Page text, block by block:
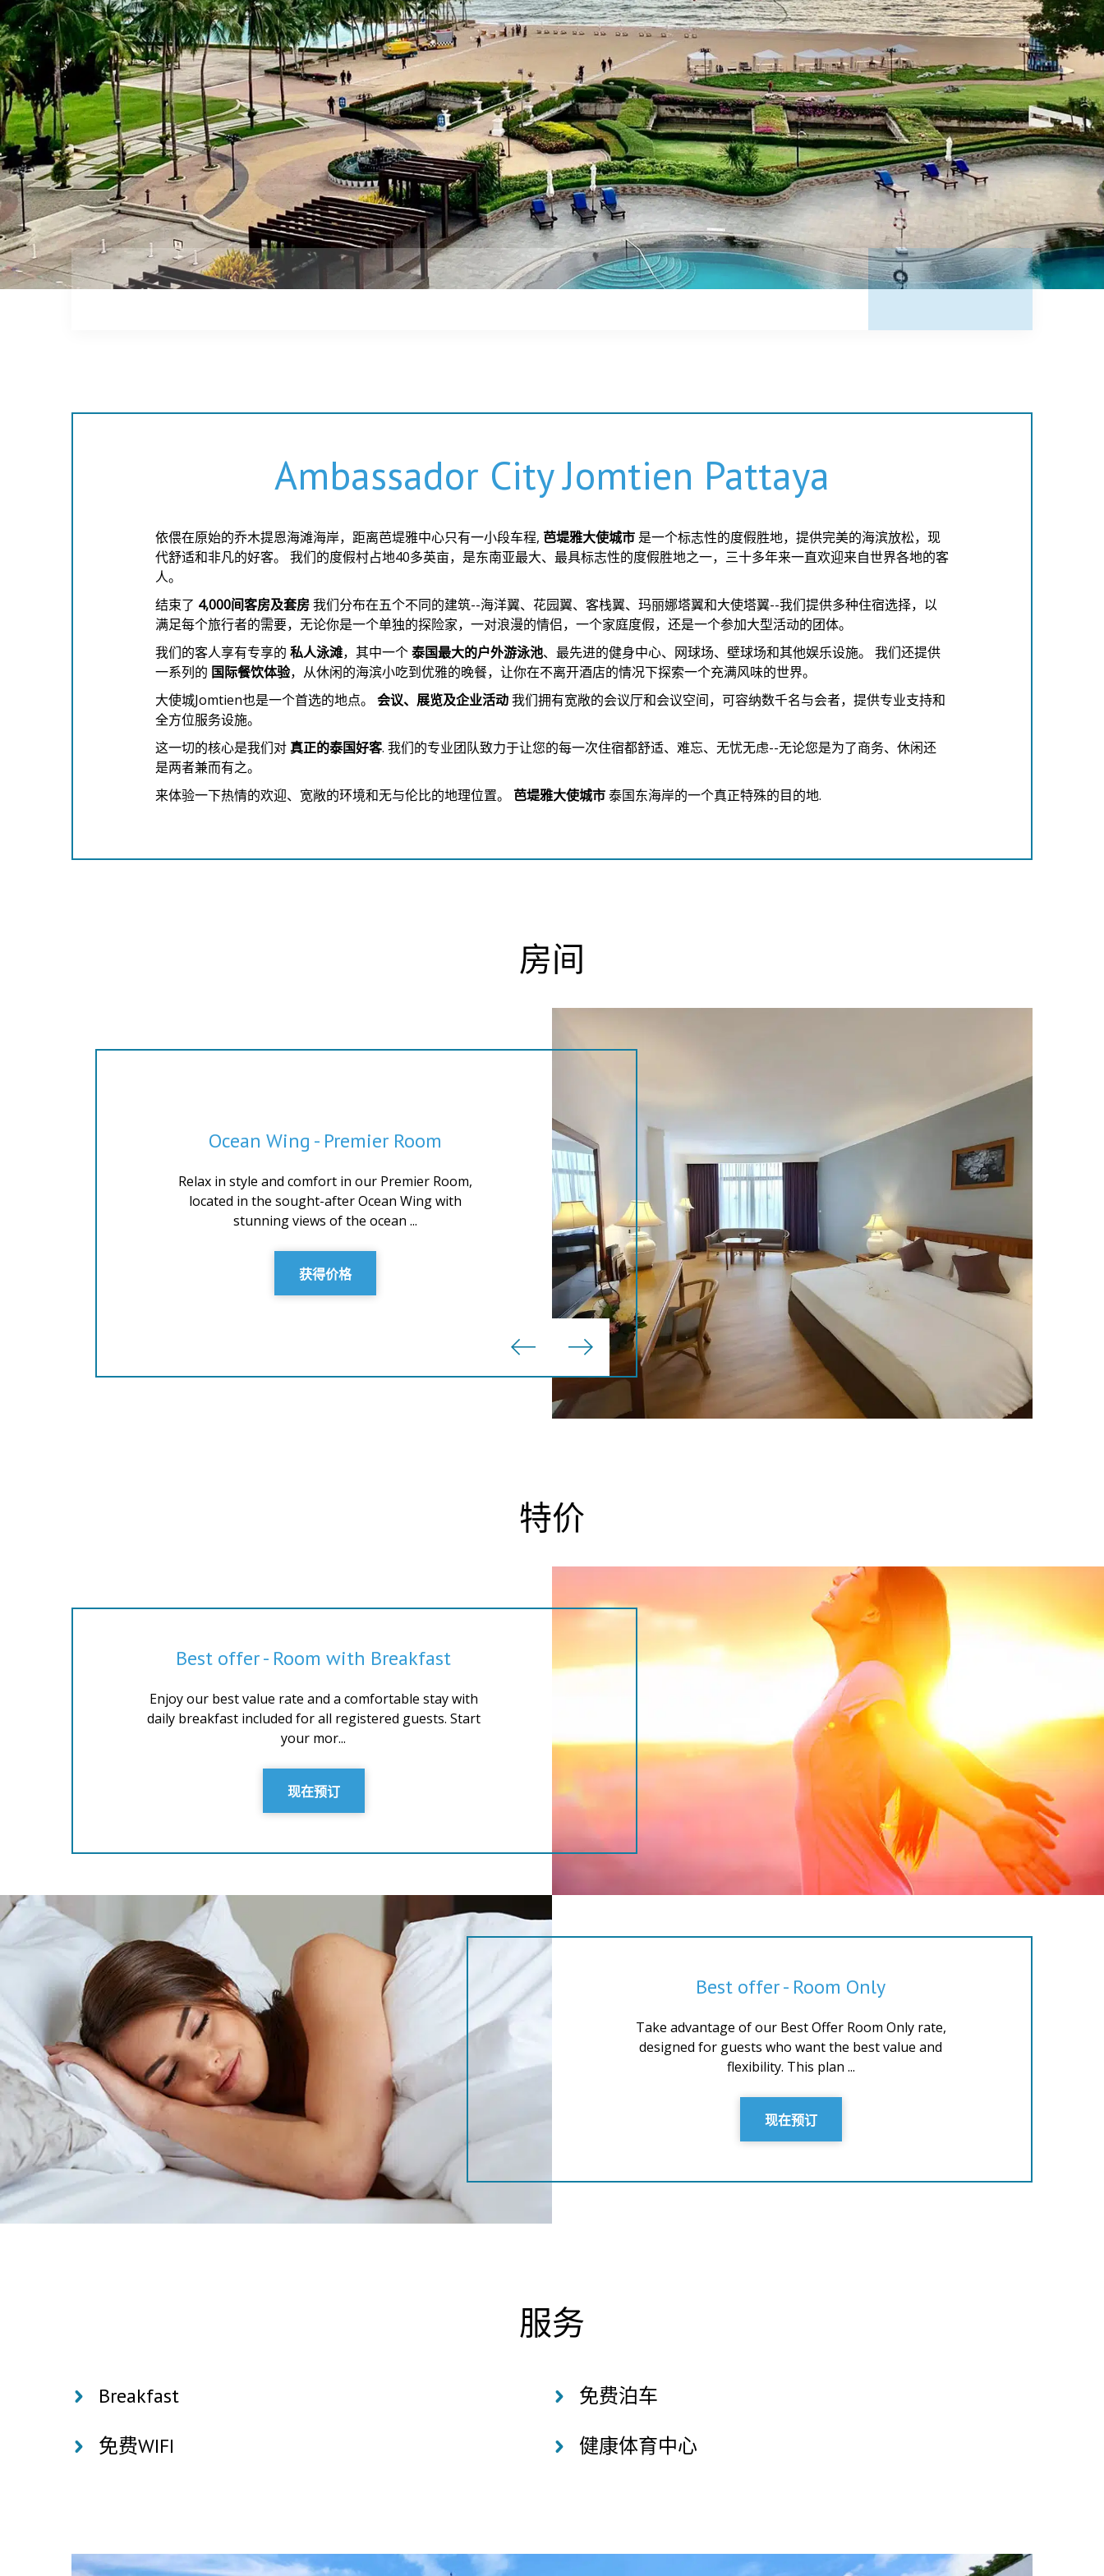
Ambassador City Jomtien Pattaya
依偎在原始的乔木提恩海滩海岸，距离芭堤雅中心只有一小段车程, 芭堤雅大使城市 是一个标志性的度假胜地，提供完美的海滨放松，现
代舒适和非凡的好客。 我们的度假村占地40多英亩，是东南亚最大、最具标志性的度假胜地之一，三十多年来一直欢迎来自世界各地的客
人。
结束了 4,000间客房及套房我们分布在五个不同的建筑--海洋翼、花园翼、客栈翼、玛丽娜塔翼和大使塔翼--我们提供多种住宿选择，以
满足每个旅行者的需要，无论你是一个单独的探险家，一对浪漫的情侣，一个家庭度假，还是一个参加大型活动的团体。
我们的客人享有专享的 私人泳滩，其中一个泰国最大的户外游泳池、最先进的健身中心、网球场、壁球场和其他娱乐设施。 我们还提供
一系列的 国际餐饮体验，从休闲的海滨小吃到优雅的晚餐，让你在不离开酒店的情况下探索一个充满风味的世界。
大使城Jomtien也是一个首选的地点。 会议、展览及企业活动我们拥有宽敞的会议厅和会议空间，可容纳数千名与会者，提供专业支持和
全方位服务设施。
这一切的核心是我们对 真正的泰国好客. 我们的专业团队致力于让您的每一次住宿都舒适、难忘、无忧无虑--无论您是为了商务、休闲还
是两者兼而有之。
来体验一下热情的欢迎、宽敞的环境和无与伦比的地理位置。 芭堤雅大使城市泰国东海岸的一个真正特殊的目的地.
房间
Ocean Wing - Premier Room
Relax in style and comfort in our Premier Room,
located in the sought-after Ocean Wing with
stunning views of the ocean ...
获得价格
特价
Best offer - Room with Breakfast
Enjoy our best value rate and a comfortable stay with
daily breakfast included for all registered guests. Start
your mor...
现在预订
Best offer - Room Only
Take advantage of our Best Offer Room Only rate,
designed for guests who want the best value and
flexibility. This plan ...
现在预订
服务
Breakfast
免费泊车
免费WIFI
健康体育中心